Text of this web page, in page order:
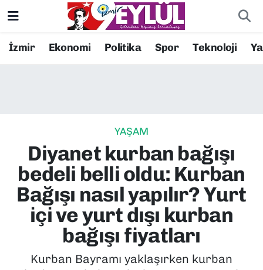
İzmir Ekonomi Politika Spor Teknoloji
YAŞAM
Diyanet kurban bağışı
bedeli belli oldu: Kurban
Bağışı nasıl yapılır? Yurt
içi ve yurt dışı kurban
bağışı fiyatları
Kurban Bayramı yaklaşırken kurban
Resmi İlanlar
EKONOMİ
KÜLTÜR SANAT
MAGAZİN
POLİTİKA
Konak Nöbetçi Eczaneler
Süper Lig Puan Durumu ve Fikstür
Tüm Manşetler
Son Dakika Haberleri
Haber Arşivi